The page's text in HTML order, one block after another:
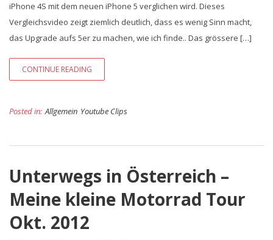
iPhone 4S mit dem neuen iPhone 5 verglichen wird. Dieses
Vergleichsvideo zeigt ziemlich deutlich, dass es wenig Sinn macht,
das Upgrade aufs 5er zu machen, wie ich finde.. Das grössere […]
CONTINUE READING
Posted in: Allgemein Youtube Clips
Unterwegs in Österreich –
Meine kleine Motorrad Tour
Okt. 2012